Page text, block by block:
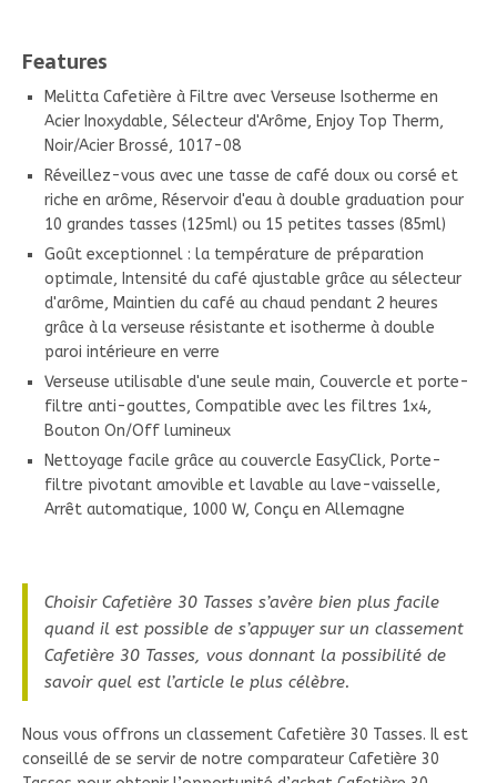
Features
Melitta Cafetière à Filtre avec Verseuse Isotherme en
Acier Inoxydable, Sélecteur d'Arôme, Enjoy Top Therm,
Noir/Acier Brossé, 1017-08
Réveillez-vous avec une tasse de café doux ou corsé et
riche en arôme, Réservoir d'eau à double graduation pour
10 grandes tasses (125ml) ou 15 petites tasses (85ml)
Goût exceptionnel : la température de préparation
optimale, Intensité du café ajustable grâce au sélecteur
d'arôme, Maintien du café au chaud pendant 2 heures
grâce à la verseuse résistante et isotherme à double
paroi intérieure en verre
Verseuse utilisable d'une seule main, Couvercle et porte-
filtre anti-gouttes, Compatible avec les filtres 1x4,
Bouton On/Off lumineux
Nettoyage facile grâce au couvercle EasyClick, Porte-
filtre pivotant amovible et lavable au lave-vaisselle,
Arrêt automatique, 1000 W, Conçu en Allemagne
Choisir Cafetière 30 Tasses s’avère bien plus facile
quand il est possible de s’appuyer sur un classement
Cafetière 30 Tasses, vous donnant la possibilité de
savoir quel est l’article le plus célèbre.
Nous vous offrons un classement Cafetière 30 Tasses. Il est
conseillé de se servir de notre comparateur Cafetière 30